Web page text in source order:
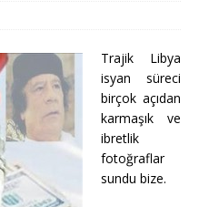
Trajik Libya
isyan süreci
birçok açıdan
karmaşık ve
ibretlik
fotoğraflar
sundu bize.